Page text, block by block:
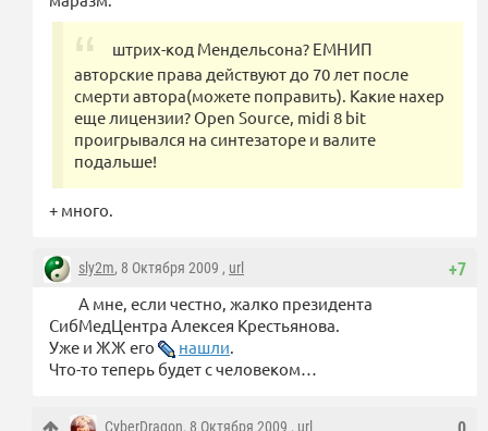
штрих-код Мендельсона? ЕМНИП
авторские права действуют до 70 лет после
смерти автора(можете поправить). Какие нахер
еще лицензии? Open Source, midi 8 bit
проигрывался на синтезаторе и валите
подальше!
+ много.
+7
sly2m, 8 Октября 2009 , url
А мне, если честно, жалко президента
СибМедЦентра Алексея Крестьянова.
Уже и ЖЖ его
нашли.
Что-то теперь будет с человеком…
CyberDragon, 8 Октября 2009 , url